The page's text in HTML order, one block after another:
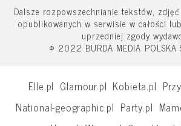
Dalsze rozpowszechnianie tekstów,
opublikowanych w serwisie w całości
uprzedniej zgody
© 2022 BURDA MEDIA POLSKA
Elle.pl Glamour.pl Kobieta.pl
National-geographic.pl Party.pl